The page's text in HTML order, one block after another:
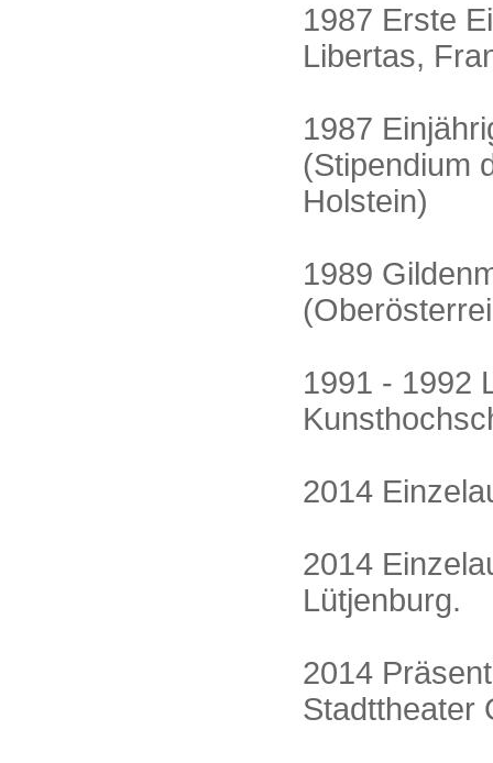
1987 Erste
Libertas,
1987
(Stipendium
Holstein)
1989
1991 - 1992
2014
2014
Lütjenburg.
2014
Stadttheater